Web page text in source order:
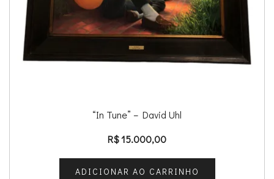
“In Tune” – David Uhl
R$15.000,00
ADICIONAR AO CARRINHO